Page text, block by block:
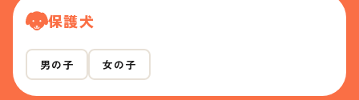
保護犬
男の子 女の子